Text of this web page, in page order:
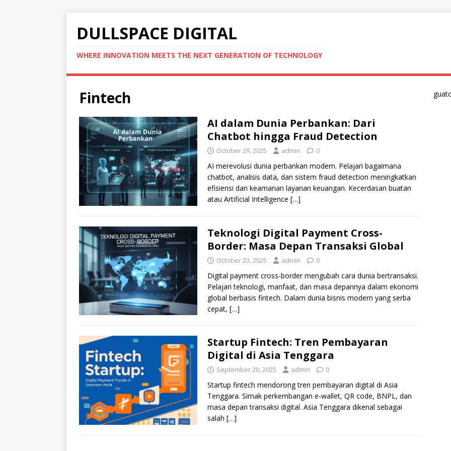
DULLSPACE DIGITAL
WHERE INNOVATION MEETS THE NEXT GENERATION OF TECHNOLOGY
Fintech
AI dalam Dunia Perbankan: Dari
Chatbot hingga Fraud Detection
October 29, 2025 admin 0
AI merevolusi dunia perbankan modern. Pelajari bagaimana
chatbot, analisis data, dan sistem fraud detection meningkatkan
efisiensi dan keamanan layanan keuangan. Kecerdasan buatan
atau Artificial Intelligence […]
Teknologi Digital Payment Cross-
Border: Masa Depan Transaksi Global
October 23, 2025 admin 0
Digital payment cross-border mengubah cara dunia bertransaksi.
Pelajari teknologi, manfaat, dan masa depannya dalam ekonomi
global berbasis fintech. Dalam dunia bisnis modern yang serba
cepat, […]
Startup Fintech: Tren Pembayaran
Digital di Asia Tenggara
September 20, 2025 admin 0
Startup fintech mendorong tren pembayaran digital di Asia
Tenggara. Simak perkembangan e-wallet, QR code, BNPL, dan
masa depan transaksi digital. Asia Tenggara dikenal sebagai
salah […]